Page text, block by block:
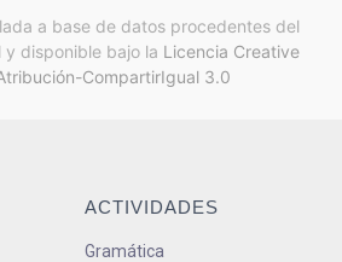
a base de datos procedentes del
y disponible bajo la Licencia Creative
CompartirIgual 3.0
ACTIVIDADES
Gramática